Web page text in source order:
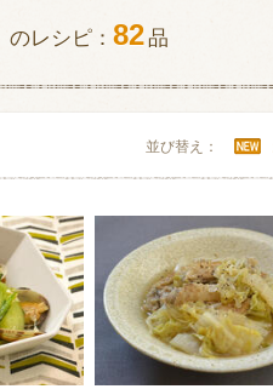
洋食
アジア・エスニック
魚介類
豆腐・豆類
その他
ハイボール（ウイスキー）
のレシピ： 82品
並び替え：